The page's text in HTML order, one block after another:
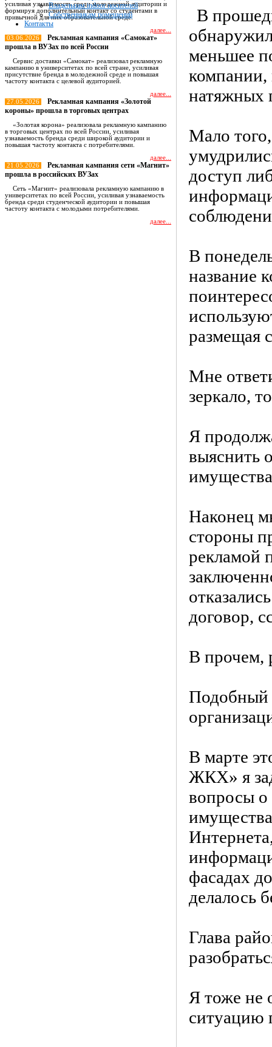
Владельцам indoor носителей
Собственникам помещений
Контакты
усиливая узнаваемость среди молодежной аудитории и
формируя дополнительный контакт со студентами в
привычной для них образовательной среде.
далее...
03.06.2026
Рекламная кампания «Самокат»
прошла в ВУЗах по всей России
Сервис доставки «Самокат» реализовал рекламную
кампанию в университетах по всей стране, усиливая
присутствие бренда в молодежной среде и повышая
частоту контакта с целевой аудиторией.
далее...
27.05.2026
Рекламная кампания «Золотой
короны» прошла в торговых центрах
«Золотая корона» реализовала рекламную кампанию
в торговых центрах по всей России, усиливая
узнаваемость бренда среди широкой аудитории и
повышая частоту контакта с потребителями.
далее...
21.05.2026
Рекламная кампания сети «Магнит»
прошла в российских ВУЗах
Сеть «Магнит» реализовала рекламную кампанию в
университетах по всей России, усиливая узнаваемость
бренда среди студенческой аудитории и повышая
частоту контакта с молодыми потребителями.
далее...
В
меньшее
компании,
натяжных
Мало того,
доступ
В
название
размещая
Мне
зеркало,
Я
выяснить
Наконец
стороны
рекламой
договор,
В прочем,
Подобный
В марте
ЖКХ» я
вопросы о
фасадах
делалось
Глава
Я тоже не
ситуацию